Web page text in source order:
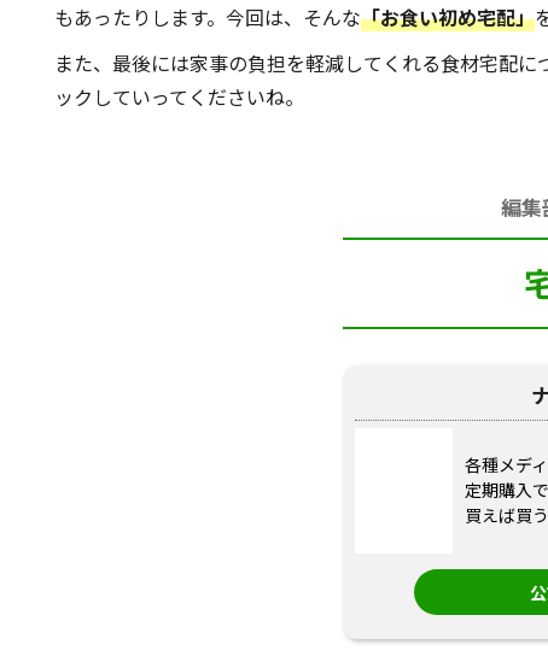
もあったりします。今回は、そんな「お食い初め宅配」
また、最後には家事の負担を軽減してくれる食材宅配
ックしていってくださいね。
編集
各種メデ
定期購入
買えば買